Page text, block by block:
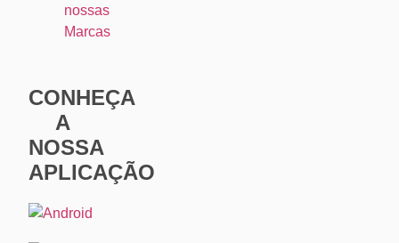
nossas
Marcas
CONHEÇA
A
NOSSA
APLICAÇÃO